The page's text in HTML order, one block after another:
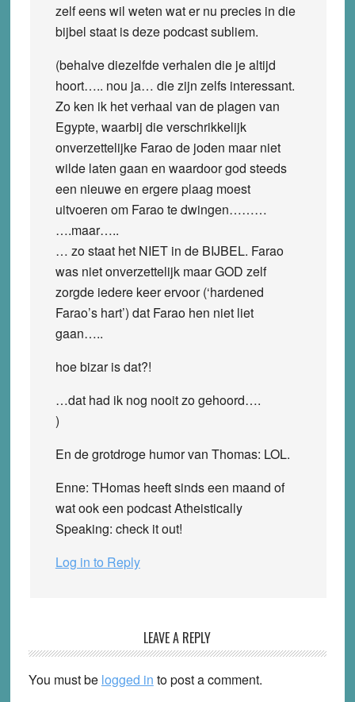
zelf eens wil weten wat er nu precies in die
bijbel staat is deze podcast subliem.
(behalve diezelfde verhalen die je altijd
hoort….. nou ja… die zijn zelfs interessant.
Zo ken ik het verhaal van de plagen van
Egypte, waarbij die verschrikkelijk
onverzettelijke Farao de joden maar niet
wilde laten gaan en waardoor god steeds
een nieuwe en ergere plaag moest
uitvoeren om Farao te dwingen………
….maar…..
… zo staat het NIET in de BIJBEL. Farao
was niet onverzettelijk maar GOD zelf
zorgde iedere keer ervoor (‘hardened
Farao’s hart’) dat Farao hen niet liet
gaan…..
hoe bizar is dat?!
…dat had ik nog nooit zo gehoord….
)
En de grotdroge humor van Thomas: LOL.
Enne: THomas heeft sinds een maand of
wat ook een podcast Atheistically
Speaking: check it out!
Log in to Reply
LEAVE A REPLY
You must be logged in to post a comment.